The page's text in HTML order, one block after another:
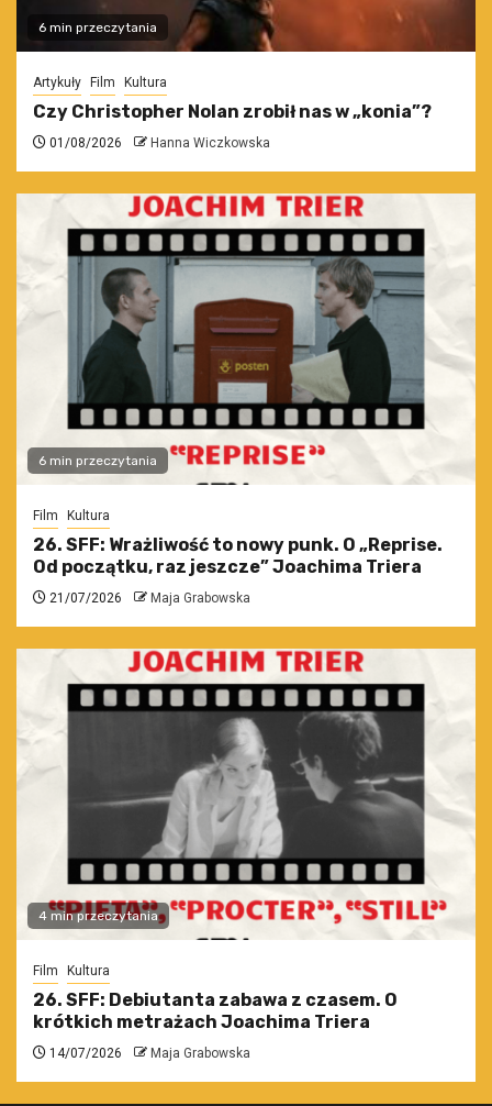
6 min przeczytania
Artykuły Film Kultura
Czy Christopher Nolan zrobił nas w „konia”?
01/08/2026 Hanna Wiczkowska
6 min przeczytania
Film Kultura
26. SFF: Wrażliwość to nowy punk. O „Reprise.
Od początku, raz jeszcze” Joachima Triera
21/07/2026 Maja Grabowska
4 min przeczytania
Film Kultura
26. SFF: Debiutanta zabawa z czasem. O
krótkich metrażach Joachima Triera
14/07/2026 Maja Grabowska